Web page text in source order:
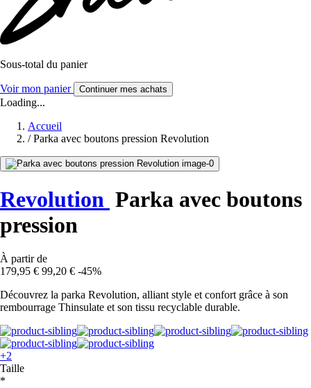
Sous-total du panier
Voir mon panier Continuer mes achats
Loading...
Accueil
/ Parka avec boutons pression Revolution
Revolution Parka avec boutons
pression
À partir de
179,95 € 99,20 € -45%
Découvrez la parka Revolution, alliant style et confort grâce à son
rembourrage Thinsulate et son tissu recyclable durable.
+2
Taille
*